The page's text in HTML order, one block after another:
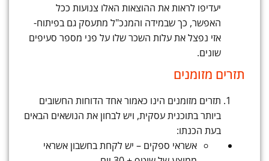
יעדיפו לראות את ההוצאות האלו צנועות ככל
האפשר, כך שבמידה והמנכ"ל מתעסק גם בפיתוח-
אזי נפצל את עלות השכר שלו על פני מספר סעיפים
שונים.
תזרים מזומנים
תזרים מזומנים הינו כאמור אחד הדוחות החשובים
ביותר בתוכנית עסקית, ויש לבחון את הנושאים הבאים
בעת הכנתו:
אשראי ספקים – יש לקחת בחשבון אשראי